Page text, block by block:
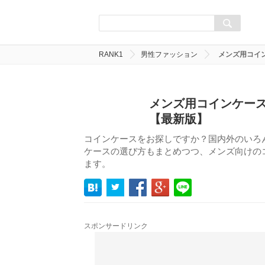
RANK1 男性ファッション メンズ用コイ
メンズ用コインケー
【最新版】
コインケースをお探しですか？国内外のい
ケースの選び方もまとめつつ、メンズ向け
ます。
スポンサードリンク